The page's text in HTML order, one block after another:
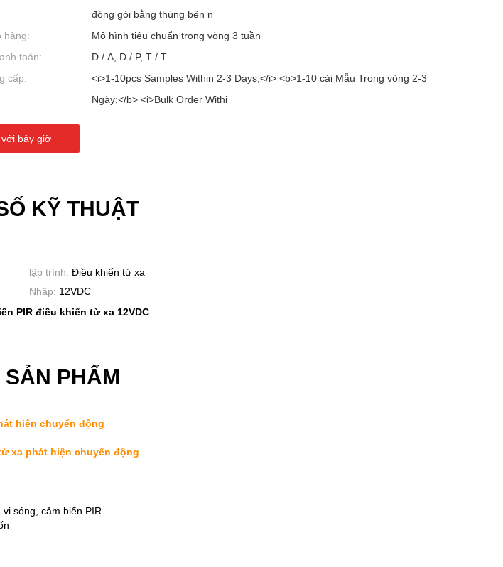
đóng gói bằng thùng bên n
hàng:
Mô hình tiêu chuẩn trong vòng 3 tuần
toán:
D / A, D / P, T / T
cấp:
<i>1-10pcs Samples Within 2-3 Days;</i> <b>1-10 cái Mẫu Trong vòng 2-3
Ngày;</b> <i>Bulk Order Withi
bây giờ
KỸ THUẬT
lập trình: Điều khiển từ xa
Nhập: 12VDC
PIR điều khiển từ xa 12VDC
SẢN PHẨM
hiện chuyển động
xa phát hiện chuyển động
sóng, cảm biến PIR